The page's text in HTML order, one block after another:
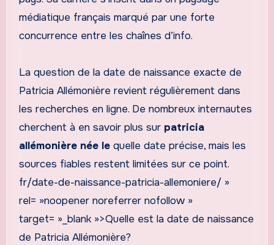
médiatique français marqué par une forte
concurrence entre les chaînes d’info.
La question de la date de naissance exacte de
Patricia Allémonière revient régulièrement dans
les recherches en ligne. De nombreux internautes
cherchent à en savoir plus sur patricia
allémonière née lequelle date précise, mais les
sources fiables restent limitées sur ce point.
fr/date-de-naissance-patricia-allemoniere/ »
rel= »noopener noreferrer nofollow »
target= »_blank »>Quelle est la date de naissance
de Patricia Allémonière?